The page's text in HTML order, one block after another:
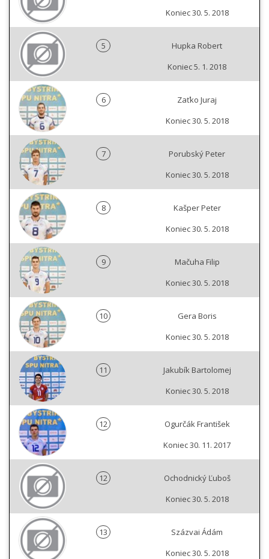
Koniec 30. 5. 2018
5
Hupka Robert
Koniec 5. 1. 2018
6
Zaťko Juraj
Koniec 30. 5. 2018
7
Porubský Peter
Koniec 30. 5. 2018
8
Kašper Peter
Koniec 30. 5. 2018
9
Mačuha Filip
Koniec 30. 5. 2018
10
Gera Boris
Koniec 30. 5. 2018
11
Jakubík Bartolomej
Koniec 30. 5. 2018
12
Ogurčák František
Koniec 30. 11. 2017
12
Ochodnický Ľuboš
Koniec 30. 5. 2018
13
Százvai Ádám
Koniec 30. 5. 2018